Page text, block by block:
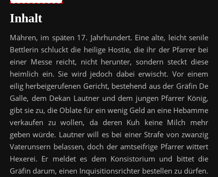
Inhalt
Mähren, im späten 17. Jahrhundert. Eine alte, leicht senile
Bettlerin schluckt die heilige Hostie, die ihr der Pfarrer bei
einer Messe reicht, nicht herunter, sondern steckt diese
heimlich ein. Sie wird jedoch dabei erwischt. Vor einem
eilig herbeigerufenen Gericht, bestehend aus der Gräfin De
Galle, dem Dekan Lautner und dem jungen Pfarrer König,
gibt sie zu, die Oblate für ein wenig Geld an eine Hebamme
verkaufen zu wollen, da deren Kuh keine Milch mehr
geben würde. Lautner will es bei einer Strafe von zwanzig
Vaterunsern belassen, doch der amtseifrige Pfarrer wittert
Hexerei. Er meldet es dem Konsistorium und bittet die
Gräfin darum, einen Inquisitionsrichter bestellen zu dürfen.